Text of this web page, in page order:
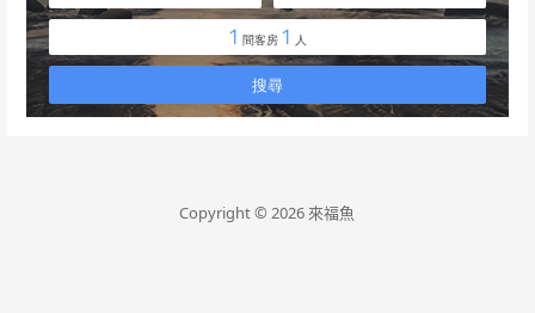
Copyright © 2026 來福魚